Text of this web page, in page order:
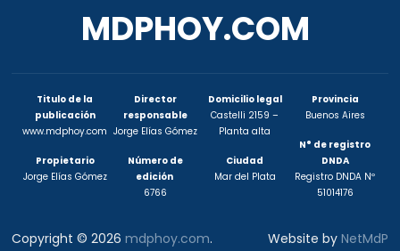
MDPHOY.COM
Titulo de la
publicación
www.mdphoy.com
Propietario
Jorge Elías Gómez
Director
responsable
Jorge Elías Gómez
Número de
edición
6766
Domicilio legal
Castelli 2159 –
Planta alta
Ciudad
Mar del Plata
Provincia
Buenos Aires
N° de registro
DNDA
Registro DNDA Nº
51014176
Copyright © 2026mdphoy.com. Website by NetMdP